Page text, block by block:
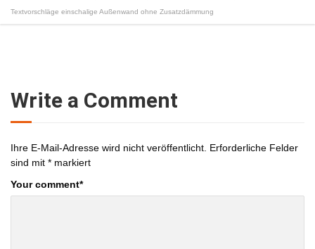
Textvorschläge einschalige Außenwand ohne Zusatzdämmung
Write a Comment
Ihre E-Mail-Adresse wird nicht veröffentlicht. Erforderliche Felder
sind mit * markiert
Your comment*